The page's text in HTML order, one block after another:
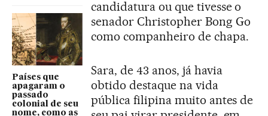
Países que
apagaram o
passado
colonial de seu
nome, como as
candidatura ou que tivesse o
senador Christopher Bong Go
como companheiro de chapa.
Sara, de 43 anos, já havia
obtido destaque na vida
pública filipina muito antes de